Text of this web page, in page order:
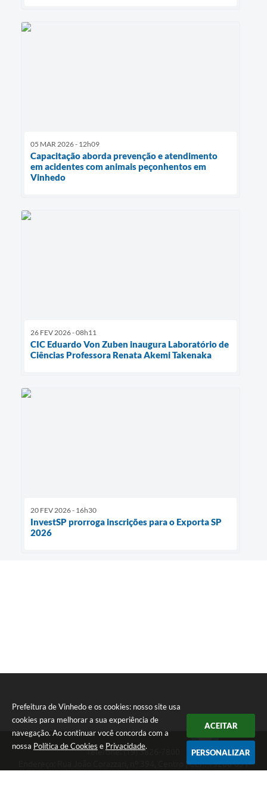
Prefeitura de Vinhedo e os cookies: nosso site usa
cookies para melhorar a sua experiência de
navegação. Ao continuar você concorda com a
nossa Política de Cookies e Privacidade.
ACEITAR
PERSONALIZAR
05 MAR 2026 - 12h09
Capacitação aborda prevenção e atendimento
em acidentes com animais peçonhentos em
Vinhedo
26 FEV 2026 - 08h11
CIC Eduardo Von Zuben inaugura Laboratório de
Ciências Professora Renata Akemi Takenaka
20 FEV 2026 - 16h30
InvestSP prorroga inscrições para o Exporta SP
2026
Telefone: (19) 3826-7800
Endereço: Rua João Corazzari, nº 394, Centro | CEP: 13280-091